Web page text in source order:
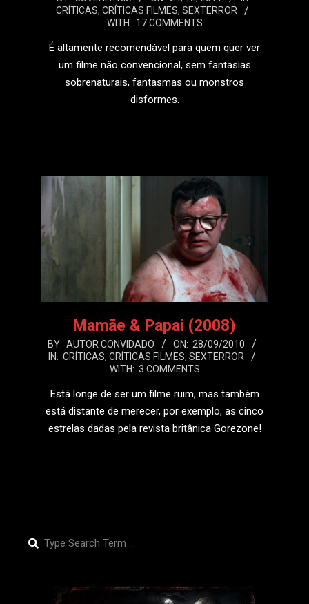
CRÍTICAS, CRÍTICAS FILMES, SEXTERROR
WITH: 17 COMMENTS
É altamente recomendável para quem quer ver
um filme não convencional, sem fantasias
sobrenaturais, fantasmas ou monstros
disformes.
Mamãe & Papai (2008)
2010-
09-
BY: AUTOR CONVIDADO ON: 28/09/2010
IN: CRÍTICAS, CRÍTICAS FILMES, SEXTERROR
WITH: 3 COMMENTS
Está longe de ser um filme ruim, mas também
está distante de merecer, por exemplo, as cinco
estrelas dadas pela revista britânica Gorezone!
Search